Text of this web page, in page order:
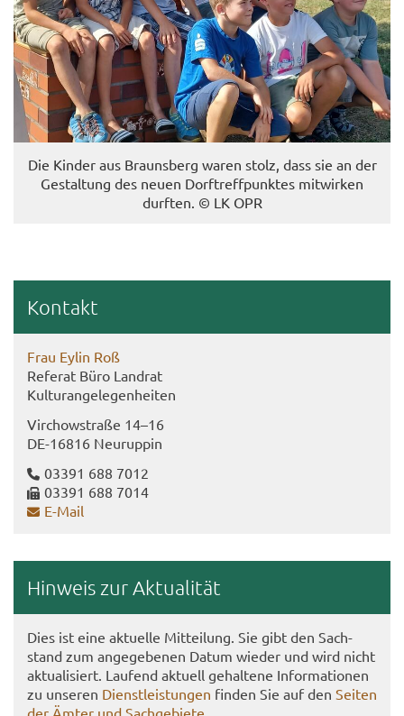
Die Kin­der aus Brauns­berg waren stolz, dass sie an der
Ge­stal­tung des neuen Dorf­treff­punk­tes mit­wir­ken
durf­ten. © LK OPR
Kon­takt
Frau Eylin Roß
Re­fe­rat Büro Land­rat
Kul­tur­ange­le­gen­hei­ten
Virch­ow­stra­ße 14–16
DE-​16816 Neu­rup­pin
03391 688 7012
03391 688 7014
E-​Mail
Hin­weis zur Ak­tua­li­tät
Dies ist eine ak­tu­el­le Mit­tei­lung. Sie gibt den Sach­
stand zum an­ge­ge­be­nen Datum wie­der und wird nicht
ak­tua­li­siert. Lau­fend ak­tu­ell ge­hal­te­ne In­for­ma­tio­nen
zu un­se­ren Dienst­leis­tun­gen fin­den Sie auf den Sei­ten